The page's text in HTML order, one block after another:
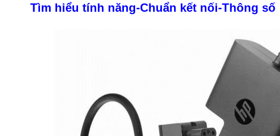
Tìm hiểu tính năng-Chuẩn kết nối-Thông số